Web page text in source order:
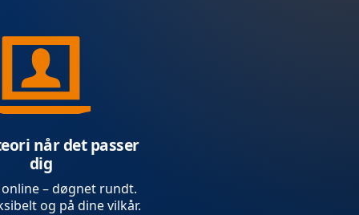
når det passer
dig
– døgnet rundt.
og på dine vilkår.